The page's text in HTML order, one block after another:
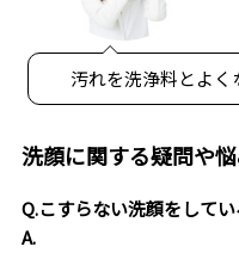
汚れを洗浄料とよく
洗顔に関する疑問や
Q.こすらない洗顔をして
A.